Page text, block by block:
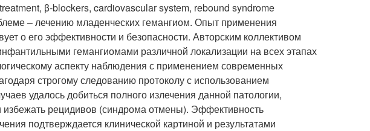
β-blockers, cardiovascular system, rebound syndrome
– лечению младенческих гемангиом. Опыт применения
о его эффективности и безопасности. Авторским коллективом
гемангиомами различной локализации на всех этапах
аспекту наблюдения с применением современных
строгому следованию протоколу с использованием
удалось добиться полного излечения данной патологии,
рецидивов (синдрома отмены). Эффективность
подтверждается клинической картиной и результатами